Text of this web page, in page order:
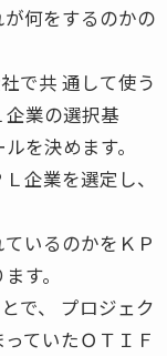
何をするのかの
で共 通して使う
企業の選択基
を決めます。
企業を選定し、
いるのかをＫＰ
す。
で、 プロジェク
ていたＯＴＩＦ